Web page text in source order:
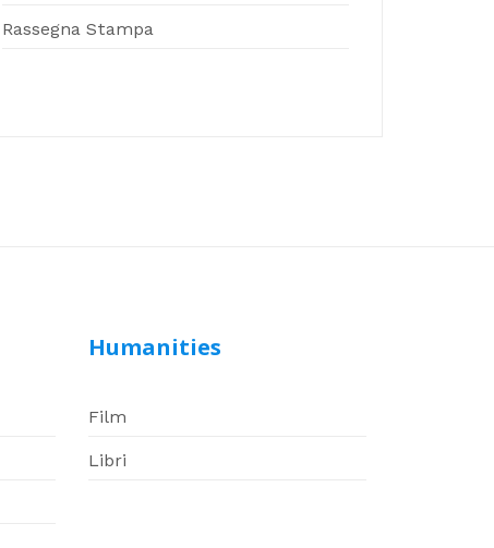
Rassegna Stampa
Humanities
Film
Libri